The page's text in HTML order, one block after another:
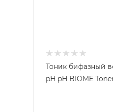
Тоник бифазный
pH pH BIOME